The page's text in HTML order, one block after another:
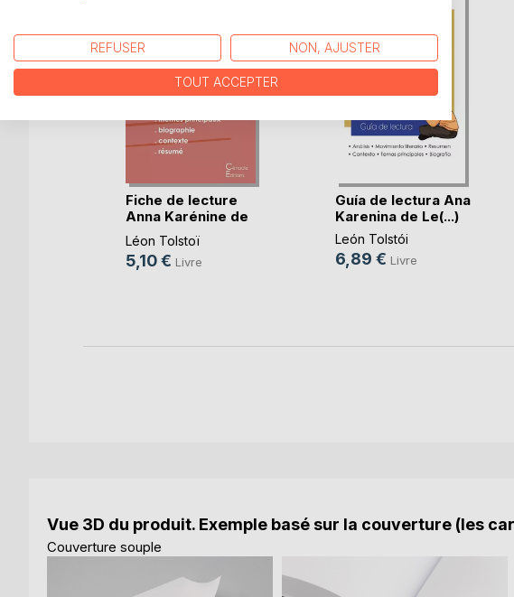
Fiche de lecture
Anna Karénine de
(...)
Léon Tolstoï
5,10 € Livre
Guía de lectura Ana
Karenina de Le(...)
León Tolstói
6,89 € Livre
Vue 3D du produit. Exemple basé sur la couverture (les
Couverture souple
REFUSER NON, AJUSTER
TOUT ACCEPTER